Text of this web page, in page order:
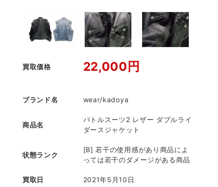
買取価格 22,000円
ブランド名 wear/kadoya
商品名
バトルスーツ2 レザー ダブルライ
ダースジャケット
状態ランク
[B] 若干の使用感があり商品によ
っては若干のダメージがある商品
買取日 2021年5月10日